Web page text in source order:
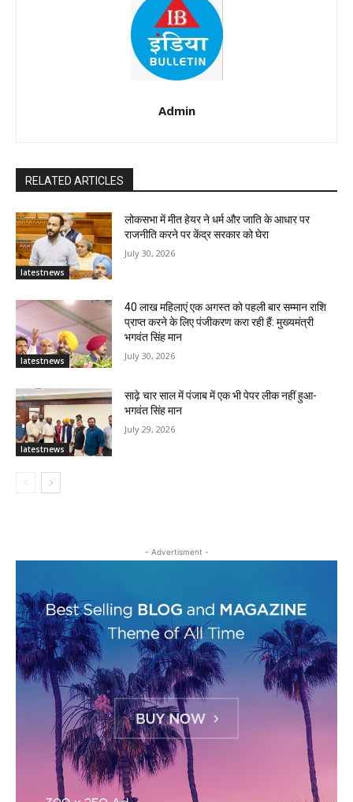
Admin
RELATED ARTICLES
latestnews
लोकसभा में मीत हेयर ने धर्म और जाति के आधार पर
राजनीति करने पर केंद्र सरकार को घेरा
July 30, 2026
latestnews
40 लाख महिलाएं एक अगस्त को पहली बार सम्मान राशि
प्राप्त करने के लिए पंजीकरण करा रही हैं: मुख्यमंत्री
भगवंत सिंह मान
July 30, 2026
latestnews
साढ़े चार साल में पंजाब में एक भी पेपर लीक नहीं हुआ-
भगवंत सिंह मान
July 29, 2026
- Advertisment -